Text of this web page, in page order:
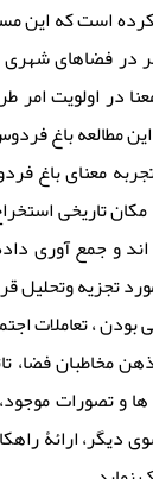
است که این
در فضاهای شهری
در اولویت امر
مطالعه باغ
معنای باغ
تاریخی
و جمع آوری
تجزیه وتحلیل
، تعاملات
مخاطبان فضا،
و تصورات
دیگر، ارائۀ